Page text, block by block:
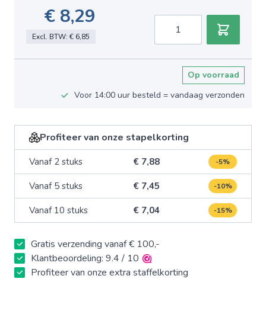
€ 8,29
Excl. BTW: € 6,85
Op voorraad
Voor 14:00 uur besteld = vandaag verzonden
Profiteer van onze stapelkorting
Vanaf 2 stuks € 7,88 -5%
Vanaf 5 stuks € 7,45 -10%
Vanaf 10 stuks € 7,04 -15%
Gratis verzending vanaf € 100,-
Klantbeoordeling: 9.4 / 10
Profiteer van onze extra staffelkorting